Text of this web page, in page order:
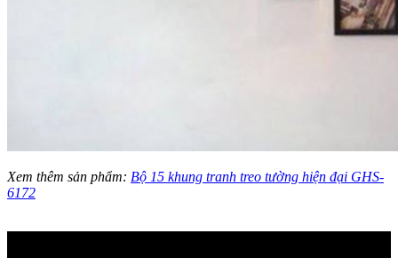
Xem thêm sản phẩm: Bộ 15 khung tranh treo tường hiện đại GHS-
6172